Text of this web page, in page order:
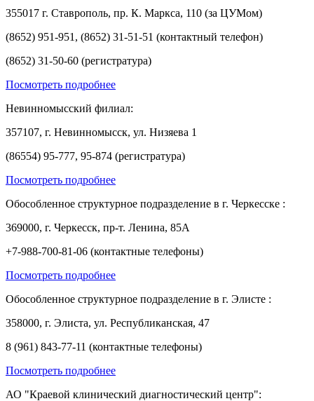
355017 г. Ставрополь, пр. К. Маркса, 110 (за ЦУМом)
(8652) 951-951, (8652) 31-51-51 (контактный телефон)
(8652) 31-50-60 (регистратура)
Посмотреть подробнее
Невинномысский филиал:
357107, г. Невинномысск, ул. Низяева 1
(86554) 95-777, 95-874 (регистратура)
Посмотреть подробнее
Обособленное структурное подразделение в г. Черкесске :
369000, г. Черкесск, пр-т. Ленина, 85А
+7-988-700-81-06 (контактные телефоны)
Посмотреть подробнее
Обособленное структурное подразделение в г. Элисте :
358000, г. Элиста, ул. Республиканская, 47
8 (961) 843-77-11 (контактные телефоны)
Посмотреть подробнее
АО "Краевой клинический диагностический центр":